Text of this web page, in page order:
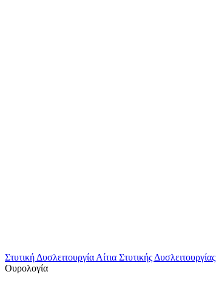
Στυτική Δυσλειτουργία Αίτια Στυτικής Δυσλειτουργίας
Ουρολογία